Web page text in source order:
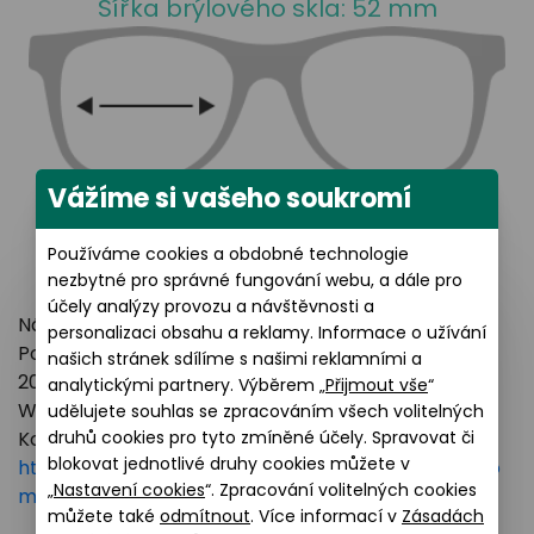
Šířka brýlového skla: 52 mm
Název výrobce: LUXOTTICA GROUP
Poštovní adresa: Piazzale Luigi Cadorna 3 Milano,
20123 Italy
Webové stránky:https://www.essilorluxottica.com
Kontakt:
https://www.essilorluxottica.com/en/brands/custo
mer-care
Vážíme si vašeho soukromí
Používáme cookies a obdobné technologie
nezbytné pro správné fungování webu, a dále pro
účely analýzy provozu a návštěvnosti a
personalizaci obsahu a reklamy. Informace o užívání
našich stránek sdílíme s našimi reklamními a
analytickými partnery. Výběrem „Přijmout vše“
udělujete souhlas se zpracováním všech volitelných
druhů cookies pro tyto zmíněné účely. Spravovat či
blokovat jednotlivé druhy cookies můžete v
„Nastavení cookies“. Zpracování volitelných cookies
můžete také odmítnout. Více informací v Zásadách